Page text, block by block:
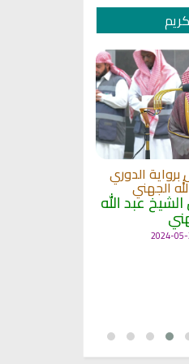
الدوري
الجهني
عبد الله